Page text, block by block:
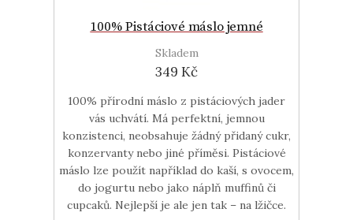
100% Pistáciové máslo jemné
Skladem
349 Kč
100% přírodní máslo z pistáciových jader
vás uchvátí. Má perfektní, jemnou
konzistenci, neobsahuje žádný přidaný cukr,
konzervanty nebo jiné příměsi. Pistáciové
máslo lze použít například do kaší, s ovocem,
do jogurtu nebo jako náplň muffinů či
cupcaků. Nejlepší je ale jen tak – na lžičce.